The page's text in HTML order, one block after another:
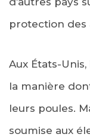
protection des
Aux États-
la manière
leurs poules.
soumise aux